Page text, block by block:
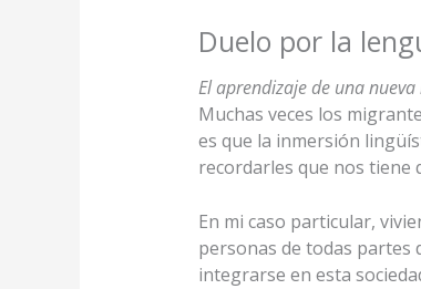
Duelo por la
El aprendizaje de una
Muchas veces los
es que la inmersión
recordarles que nos tiene
En mi caso particular,
personas de todas partes
integrarse en esta